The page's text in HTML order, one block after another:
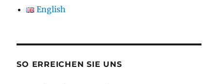
English
SO ERREICHEN SIE UNS